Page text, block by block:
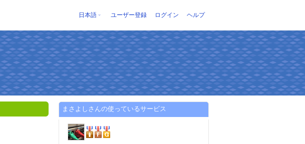
日本語 ユーザー登録 ログイン ヘルプ
まさよしさんの使っているサービス